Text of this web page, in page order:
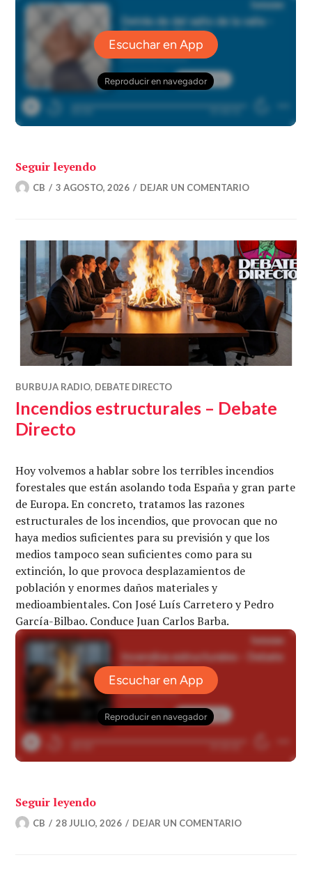
Seguir leyendo«Detrás de del salto de la valla –
CB 3 AGOSTO, 2026 DEJAR UN COMENTARIO
BURBUJA RADIO, DEBATE DIRECTO
Incendios estructurales – Debate
Directo
Hoy volvemos a hablar sobre los terribles incendios
forestales que están asolando toda España y gran parte
de Europa. En concreto, tratamos las razones
estructurales de los incendios, que provocan que no
haya medios suficientes para su previsión y que los
medios tampoco sean suficientes como para su
extinción, lo que provoca desplazamientos de
población y enormes daños materiales y
medioambientales. Con José Luís Carretero y Pedro
García-Bilbao. Conduce Juan Carlos Barba.
Seguir leyendo«Incendios estructurales – Debate
CB 28 JULIO, 2026 DEJAR UN COMENTARIO